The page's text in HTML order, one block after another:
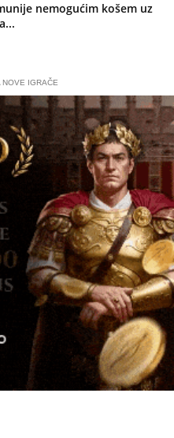
nemogućim košem uz
IGRAČE